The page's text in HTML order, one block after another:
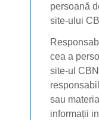
persoană
site-ului
cea a
site-ul
sau
informații